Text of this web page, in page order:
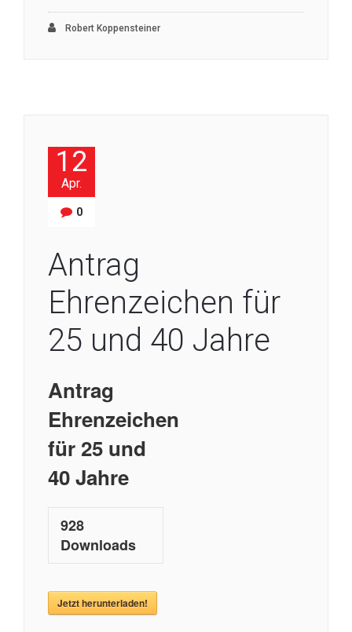
Robert Koppensteiner
12
Apr.
0
Antrag
Ehrenzeichen für
25 und 40 Jahre
Antrag
Ehrenzeichen
für 25 und
40 Jahre
928
Downloads
Jetzt herunterladen!